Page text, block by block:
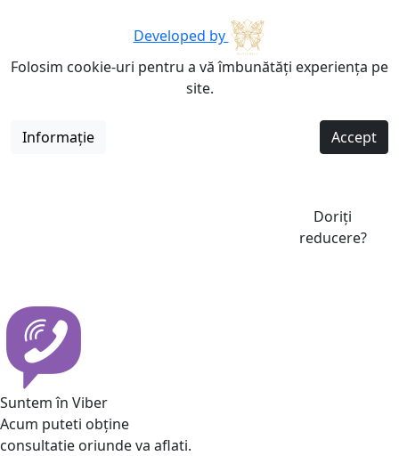
Developed by
Folosim cookie-uri pentru a vă îmbunătăți experiența pe
site.
Informație Accept
Doriți
reducere?
Suntem în Viber
Acum puteti obține
consultatie oriunde va aflati.